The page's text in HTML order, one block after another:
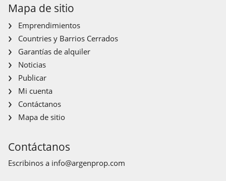
Mapa de sitio
Emprendimientos
Countries y Barrios Cerrados
Garantías de alquiler
Noticias
Publicar
Mi cuenta
Contáctanos
Mapa de sitio
Contáctanos
Escribinos a info@argenprop.com